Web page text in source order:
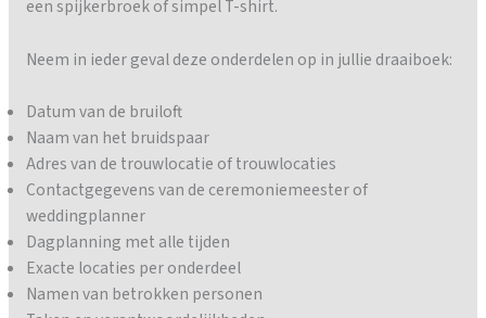
een spijkerbroek of simpel T-shirt.
Neem in ieder geval deze onderdelen op in jullie draaiboek:
Datum van de bruiloft
Naam van het bruidspaar
Adres van de trouwlocatie of trouwlocaties
Contactgegevens van de ceremoniemeester of
weddingplanner
Dagplanning met alle tijden
Exacte locaties per onderdeel
Namen van betrokken personen